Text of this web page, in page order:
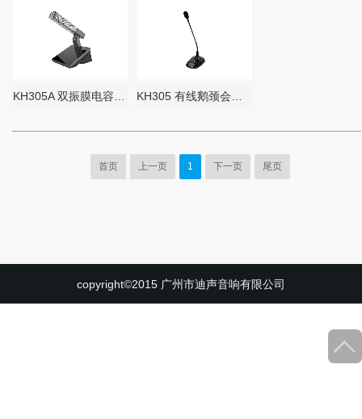
KH305A 双振膜电容式会议单元 KH305 有线鹅颈会议话筒
首页 上一页 1 下一页 尾页
copyright©2015 广州市迪声音响有限公司